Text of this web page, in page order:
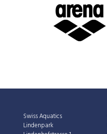
Swiss Aquatics
Lindenpark